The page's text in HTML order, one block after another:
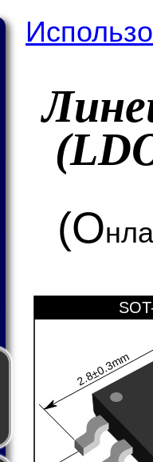
(О
2.8±0.3mm